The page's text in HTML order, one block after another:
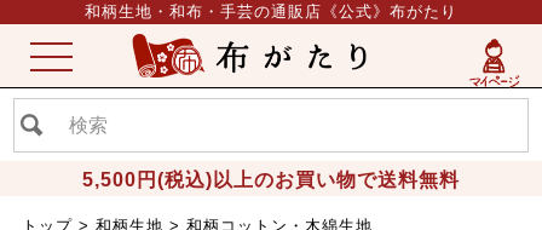
和柄生地・和布・手芸の通販店《公式》布がたり
5,500円(税込)以上のお買い物で送料無料
ME
NU
トップ 和柄生地
和柄コットン・木綿生地